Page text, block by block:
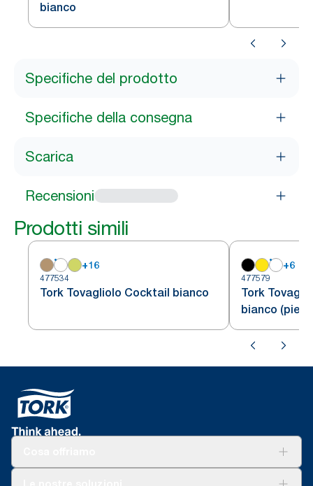
bianco
Specifiche del prodotto
Specifiche della consegna
Scarica
Recensioni
Prodotti simili
+16
477534
Tork Tovagliolo Cocktail bianco
+6
477579
Tork
bianco